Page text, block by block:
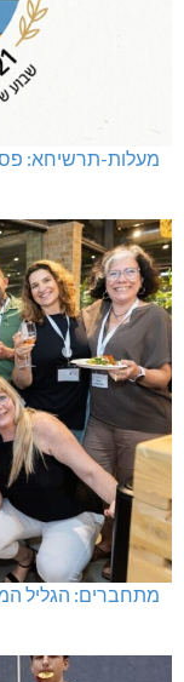
מעלות-תרשיחא:
מתחברים: הגליל